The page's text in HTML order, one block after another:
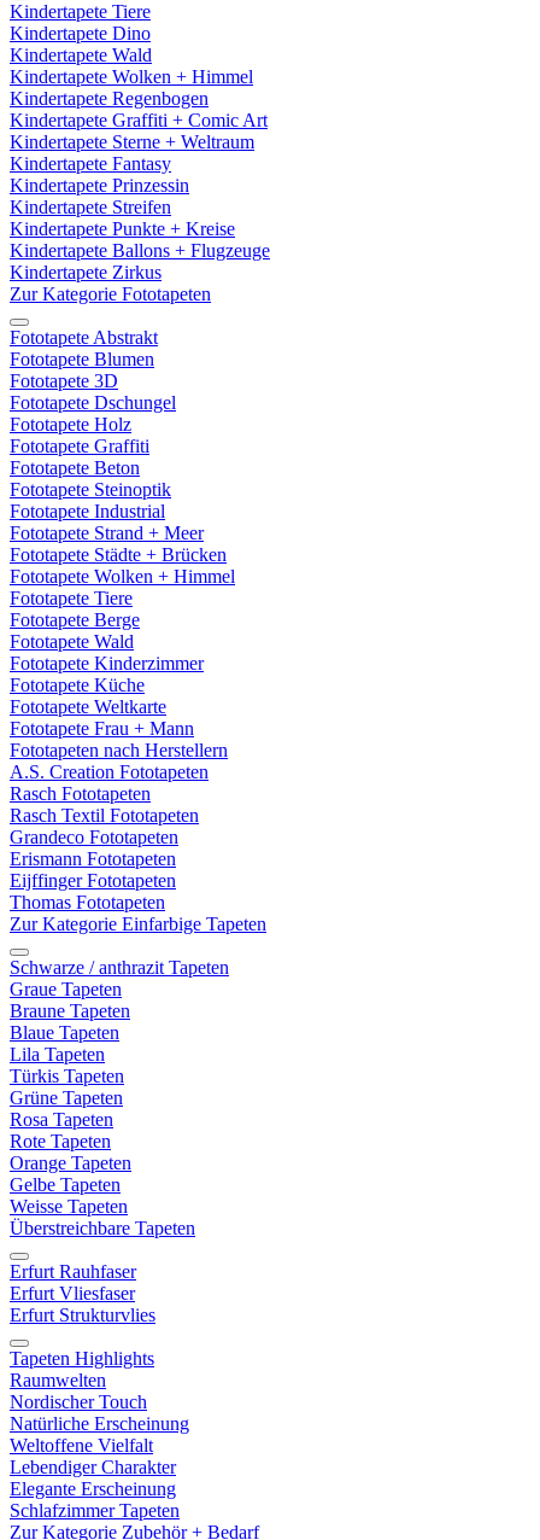
Kindertapete Tiere
Kindertapete Dino
Kindertapete Wald
Kindertapete Wolken + Himmel
Kindertapete Regenbogen
Kindertapete Graffiti + Comic Art
Kindertapete Sterne + Weltraum
Kindertapete Fantasy
Kindertapete Prinzessin
Kindertapete Streifen
Kindertapete Punkte + Kreise
Kindertapete Ballons + Flugzeuge
Kindertapete Zirkus
Zur Kategorie Fototapeten
Fototapete Abstrakt
Fototapete Blumen
Fototapete 3D
Fototapete Dschungel
Fototapete Holz
Fototapete Graffiti
Fototapete Beton
Fototapete Steinoptik
Fototapete Industrial
Fototapete Strand + Meer
Fototapete Städte + Brücken
Fototapete Wolken + Himmel
Fototapete Tiere
Fototapete Berge
Fototapete Wald
Fototapete Kinderzimmer
Fototapete Küche
Fototapete Weltkarte
Fototapete Frau + Mann
Fototapeten nach Herstellern
A.S. Creation Fototapeten
Rasch Fototapeten
Rasch Textil Fototapeten
Grandeco Fototapeten
Erismann Fototapeten
Eijffinger Fototapeten
Thomas Fototapeten
Zur Kategorie Einfarbige Tapeten
Schwarze / anthrazit Tapeten
Graue Tapeten
Braune Tapeten
Blaue Tapeten
Lila Tapeten
Türkis Tapeten
Grüne Tapeten
Rosa Tapeten
Rote Tapeten
Orange Tapeten
Gelbe Tapeten
Weisse Tapeten
Überstreichbare Tapeten
Erfurt Rauhfaser
Erfurt Vliesfaser
Erfurt Strukturvlies
Tapeten Highlights
Raumwelten
Nordischer Touch
Natürliche Erscheinung
Weltoffene Vielfalt
Lebendiger Charakter
Elegante Erscheinung
Schlafzimmer Tapeten
Zur Kategorie Zubehör + Bedarf